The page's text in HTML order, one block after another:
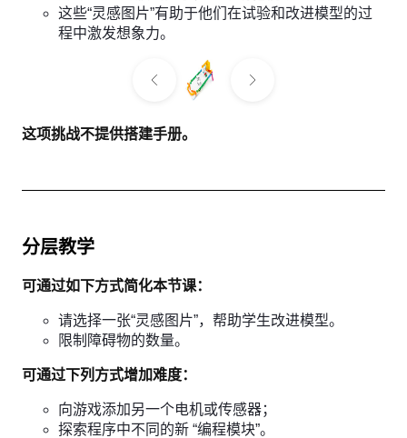
这些“灵感图片”有助于他们在试验和改进模型的过
程中激发想象力。
这项挑战不提供搭建手册。
分层教学
可通过如下方式简化本节课：
请选择一张“灵感图片”，帮助学生改进模型。
限制障碍物的数量。
可通过下列方式增加难度：
向游戏添加另一个电机或传感器；
探索程序中不同的新 “编程模块”。